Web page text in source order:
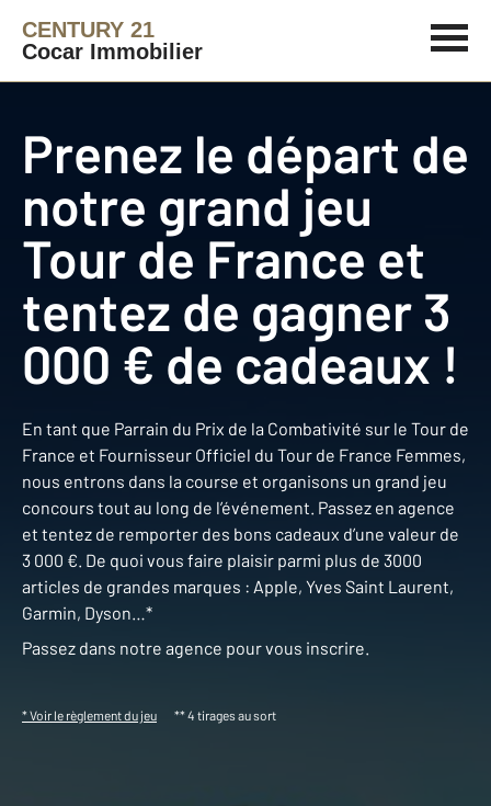
CENTURY 21
Cocar Immobilier
Prenez le départ de
notre grand jeu
Tour de France et
tentez de gagner 3
000 € de cadeaux !
En tant que Parrain du Prix de la Combativité sur le Tour de
France et Fournisseur Officiel du Tour de France Femmes,
nous entrons dans la course et organisons un grand jeu
concours tout au long de l’événement. Passez en agence
et tentez de remporter des bons cadeaux d’une valeur de
3 000 €. De quoi vous faire plaisir parmi plus de 3000
articles de grandes marques : Apple, Yves Saint Laurent,
Garmin, Dyson…*
Passez dans notre agence pour vous inscrire.
* Voir le règlement du jeu ** 4 tirages au sort